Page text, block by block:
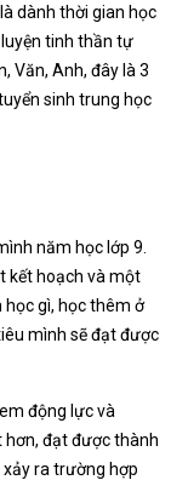
dành thời gian học
tinh thần tự
Văn, Anh, đây là 3
sinh trung học
năm học lớp 9.
kết hoạch và một
học gì, học thêm ở
mình sẽ đạt được
động lực và
đạt được thành
ra trường hợp